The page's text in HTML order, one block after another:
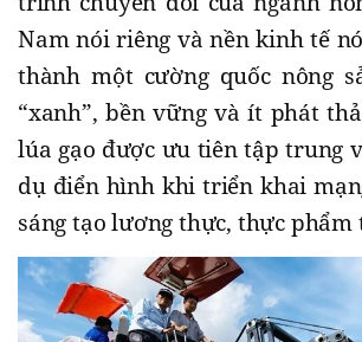
Nam nói riêng và nền kinh tế
thành một cường quốc nông
“xanh”, bền vững và ít phát
lúa gạo được ưu tiên tập trung
dụ điển hình khi triển khai
sáng tạo lương thực, thực phẩm